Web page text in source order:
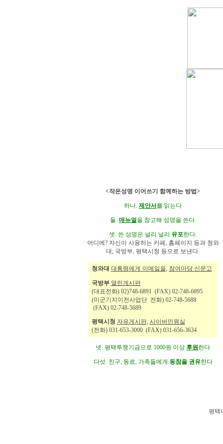
<작은성명 이어쓰기 함께하는 방법>
하나. 제안서 를 읽는다
둘. 매뉴얼을 참고해 성명을 쓴다.
셋. 쓴 성명은 널리 널리 유포한다.
어디에? 자신이 사용하는 카페, 홈페이지 등과 청와
대, 국방부, 평택시청 등으로 보낸다.
청와대 대통령에게 이메일을, 참여마당 신문고
국방부 열린게시판
(대표전화) 02)748-6891 (FAX) 02-748-6895
(미군기지이전사업단 전화) 02-748-5688
(FAX) 02-748-5689
평택시청 자유게시판, 사이버민원실
(전화) 031-653-3000 (FAX) 031-656-3634
넷. 평택투쟁기금으로 1000원 이상 후원한다
다섯. 친구, 동료, 가족들에게 동참을 권유한다
평택